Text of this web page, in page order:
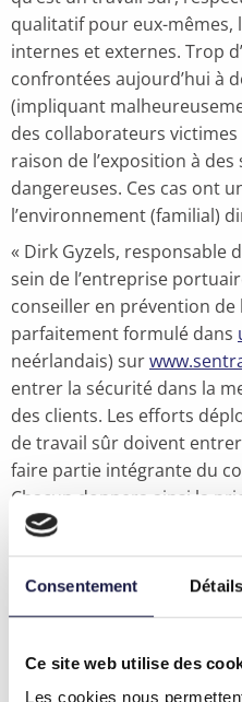
Consentement Détails
Ce site web utilise des
Les cookies nous
qualitatif pour eux-mêmes,
internes et externes. Trop
confrontées aujourd’hui à
(impliquant
des collaborateurs
raison de l’exposition à
dangereuses. Ces cas ont
l’environnement (familial)
« Dirk Gyzels, responsable
sein de l’entreprise
conseiller en prévention de
parfaitement formulé dans
neérlandais) sur
entrer la sécurité dans la
des clients. Les efforts
de travail sûr doivent
faire partie intégrante du
Chacun donnera ainsi la
de ses convictions
(‘Je veux’ plutôt que ‘je
formuler ».
« Je prends souvent
construction. Par manque